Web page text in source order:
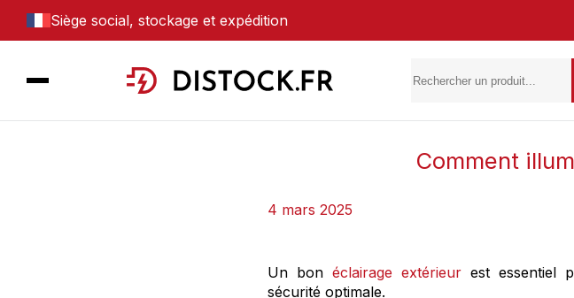
Siège social, stockage et expédition
Comment
4 mars 2025
Un bon éclairage extérieurest essentiel
sécurité optimale.